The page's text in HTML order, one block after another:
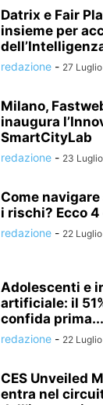
Datrix e Fair
insieme per
redazione - 27
Milano,
inaugura
SmartCityLab
redazione - 23
Come
i rischi? Ecco
redazione - 22
Adolescenti e
artificiale: il
confida prima...
redazione - 22
CES Unveiled
entra nel